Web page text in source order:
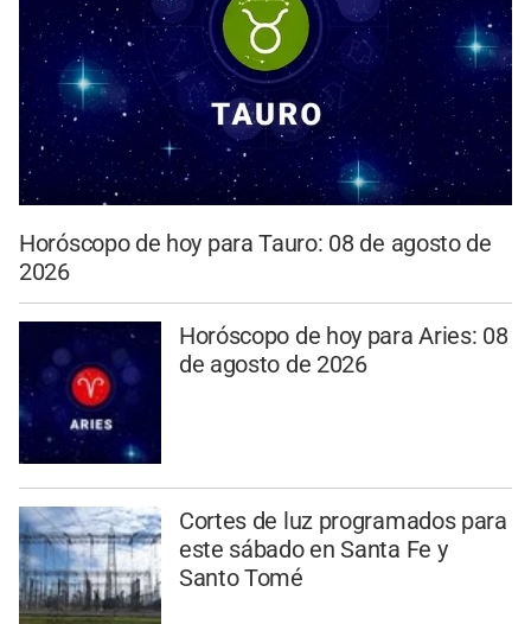
Horóscopo de hoy para Tauro: 08 de agosto de
2026
Horóscopo de hoy para Aries: 08
de agosto de 2026
Cortes de luz programados para
este sábado en Santa Fe y
Santo Tomé